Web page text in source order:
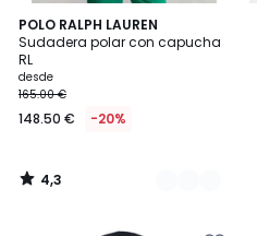
POLO RALPH LAUREN
Sudadera polar con capucha
RL
desde
165.00 €
148.50 € -20%
4,3
/ 5
3
Colores
4,3
/